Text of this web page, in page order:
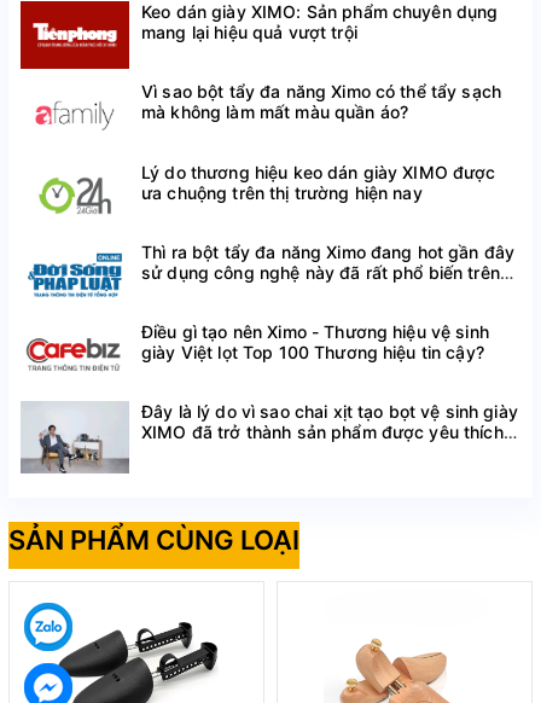
Keo dán giày XIMO: Sản phẩm chuyên dụng
mang lại hiệu quả vượt trội
Vì sao bột tẩy đa năng Ximo có thể tẩy sạch
mà không làm mất màu quần áo?
Lý do thương hiệu keo dán giày XIMO được
ưa chuộng trên thị trường hiện nay
Thì ra bột tẩy đa năng Ximo đang hot gần đây
sử dụng công nghệ này đã rất phổ biến trên
Điều gì tạo nên Ximo - Thương hiệu vệ sinh
giày Việt lọt Top 100 Thương hiệu tin cậy?
Đây là lý do vì sao chai xịt tạo bọt vệ sinh giày
XIMO đã trở thành sản phẩm được yêu thích
SẢN PHẨM CÙNG LOẠI